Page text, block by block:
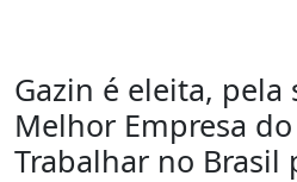
Gazin é eleita, pela
Melhor Empresa
Trabalhar no Brasil